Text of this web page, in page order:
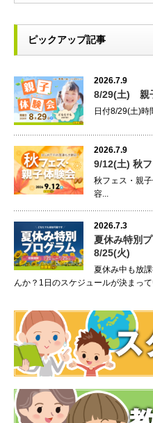
ピックアップ記事
2026.7.9
8/29(土) 親
日付8/29(土)時
2026.7.9
9/12(土) 秋
秋フェス・親
容...
2026.7.3
夏休み特別
8/25(火)
夏休み中も放
んか？1日のスケジュールが決まって